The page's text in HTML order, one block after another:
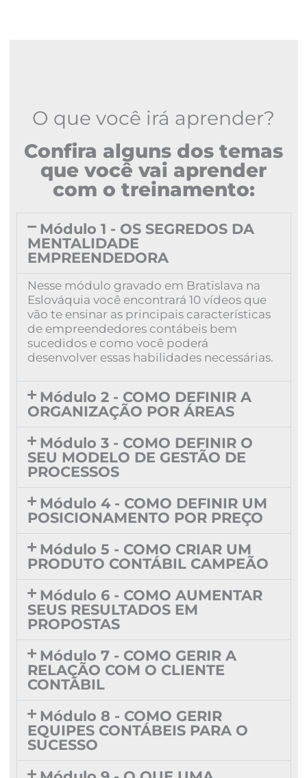
O que você irá aprender?
Confira alguns dos temas
que você vai aprender
com o treinamento:
Módulo 1 - OS SEGREDOS DA
MENTALIDADE
EMPREENDEDORA
Nesse módulo gravado em Bratislava na
Eslováquia você encontrará 10 vídeos que
vão te ensinar as principais características
de empreendedores contábeis bem
sucedidos e como você poderá
desenvolver essas habilidades necessárias.
Módulo 2 - COMO DEFINIR A
ORGANIZAÇÃO POR ÁREAS
Módulo 3 - COMO DEFINIR O
SEU MODELO DE GESTÃO DE
PROCESSOS
Módulo 4 - COMO DEFINIR UM
POSICIONAMENTO POR PREÇO
Módulo 5 - COMO CRIAR UM
PRODUTO CONTÁBIL CAMPEÃO
Módulo 6 - COMO AUMENTAR
SEUS RESULTADOS EM
PROPOSTAS
Módulo 7 - COMO GERIR A
RELAÇÃO COM O CLIENTE
CONTÁBIL
Módulo 8 - COMO GERIR
EQUIPES CONTÁBEIS PARA O
SUCESSO